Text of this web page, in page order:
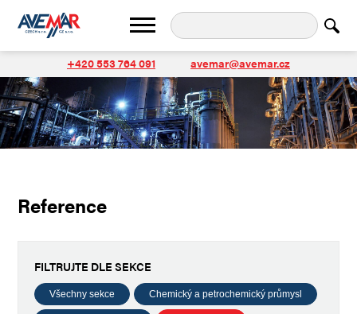
+420 553 764 091 avemar@avemar.cz
Reference
FILTRUJTE DLE SEKCE
Všechny sekce Chemický a petrochemický průmysl